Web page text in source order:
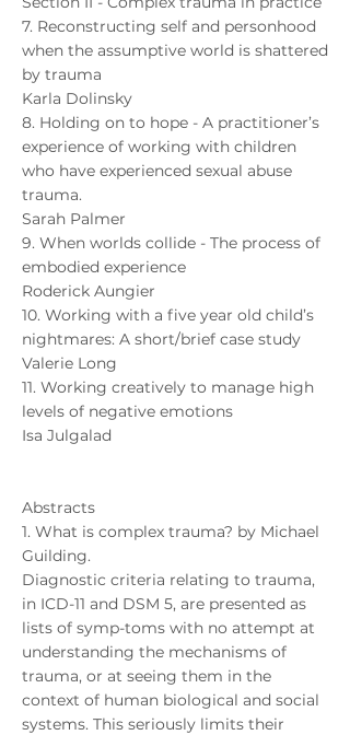
7. Reconstructing self and personhood
when the assumptive world is shattered
by trauma
Karla Dolinsky
8. Holding on to hope - A practitioner’s
experience of working with children
who have experienced sexual abuse
trauma.
Sarah Palmer
9. When worlds collide - The process of
embodied experience
Roderick Aungier
10. Working with a five year old child’s
nightmares: A short/brief case study
Valerie Long
11. Working creatively to manage high
levels of negative emotions
Isa Julgalad
Abstracts
1. What is complex trauma? by Michael
Guilding.
Diagnostic criteria relating to trauma,
in ICD-11 and DSM 5, are presented as
lists of symp-toms with no attempt at
understanding the mechanisms of
trauma, or at seeing them in the
context of human biological and social
systems. This seriously limits their